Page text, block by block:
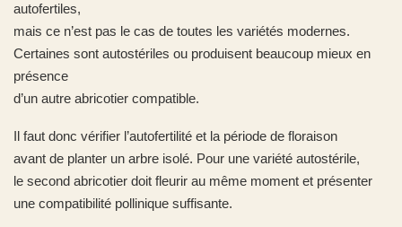
autofertiles,
mais ce n’est pas le cas de toutes les variétés modernes.
Certaines sont autostériles ou produisent beaucoup mieux en
présence
d’un autre abricotier compatible.
Il faut donc vérifier l’autofertilité et la période de floraison
avant de planter un arbre isolé. Pour une variété autostérile,
le second abricotier doit fleurir au même moment et présenter
une compatibilité pollinique suffisante.